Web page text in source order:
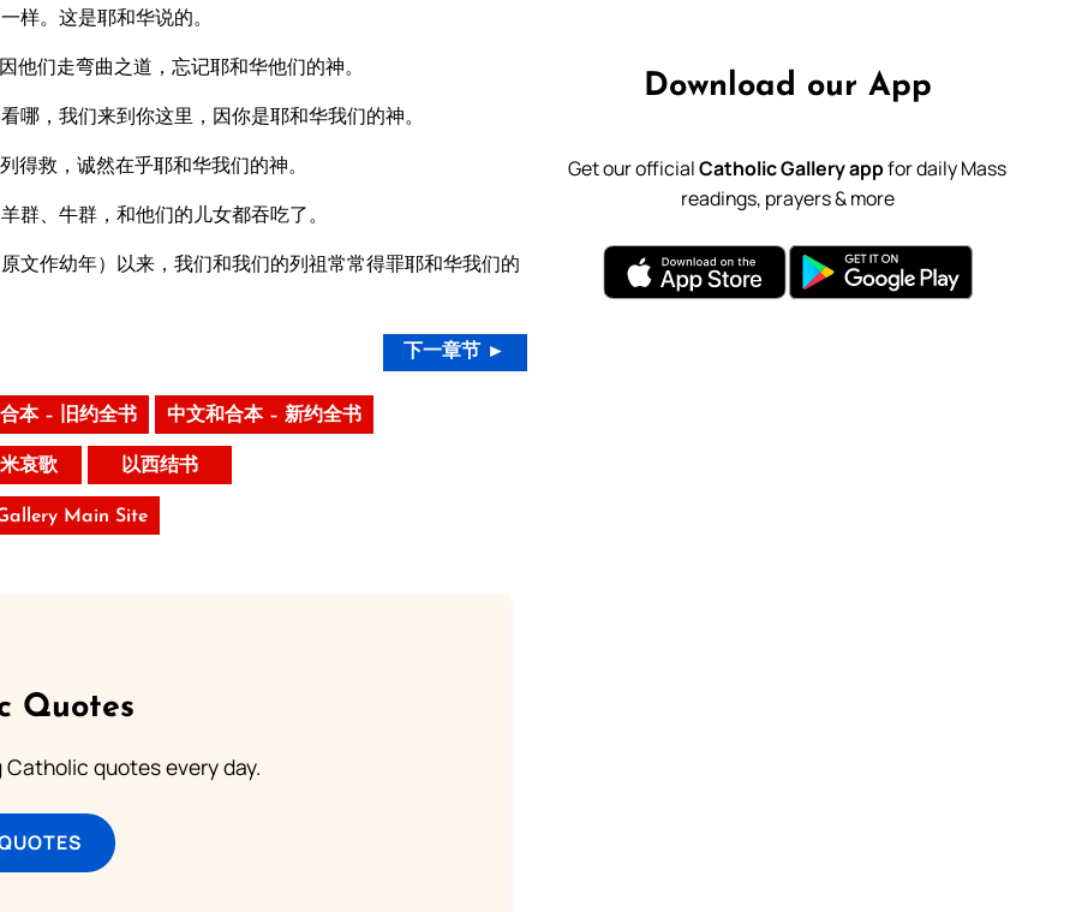
样。这是耶和华说的。
们走弯曲之道，忘记耶和华他们的神。
，我们来到你这里，因你是耶和华我们的神。
救，诚然在乎耶和华我们的神。
、牛群，和他们的儿女都吞吃了。
文作幼年）以来，我们和我们的列祖常常得罪耶和华我们的
下一章节 ►
本 – 旧约全书 中文和合本 – 新约全书
哀歌 以西结书
Main Site
Quotes
quotes every day.
Download our App
Get our officialCatholic Gallery appfor daily Mass
readings, prayers & more